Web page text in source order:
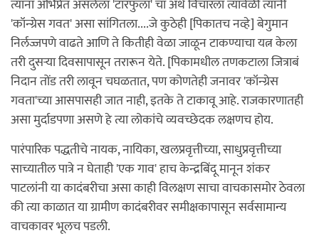
त्याना अभिप्रेत असलेला 'टारफुला' चा अर्थ विचारला त्यावेळी त्यानी
'कॉन्ग्रेस गवत' असा सांगितला....जे कुठेही [पिकातच नव्हे] बेगुमान
निर्लज्जपणे वाढते आणि ते कितीही वेळा जाळून टाकण्याचा यत्न केला
तरी दुसर्‍या दिवसापासून तरारून येते. [पिकामधील तणकटाला जित्राबं
निदान तोंड तरी लावून चघळतात, पण कोणतेही जनावर 'कॉन्ग्रेस
गवता'च्या आसपासही जात नाही, इतके ते टाकावू आहे. राजकारणातही
असा मुर्दाडपणा असणे हे त्या लोकांचे व्यवच्छेदक लक्षणच होय.
पारंपारिक पद्धतीचे नायक, नायिका, खलप्रवृत्तीच्या, साधुप्रवृत्तीच्या
साच्यातील पात्रे न घेताही 'एक गाव' हाच केन्द्रबिंदू मानून शंकर
पाटलांनी या कादंबरीचा असा काही विलक्षण साचा वाचकासमोर ठेवला
की त्या काळात या ग्रामीण कादंबरीवर समीक्षकापासून सर्वसामान्य
वाचकावर भूलच पडली.